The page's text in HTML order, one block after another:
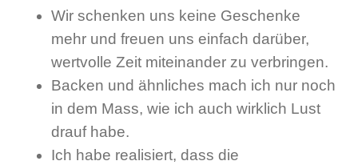
Wir schenken uns keine Geschenke
mehr und freuen uns einfach darüber,
wertvolle Zeit miteinander zu verbringen.
Backen und ähnliches mach ich nur noch
in dem Mass, wie ich auch wirklich Lust
drauf habe.
Ich habe realisiert, dass die